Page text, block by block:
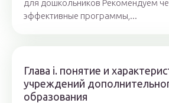
для дошкольников Рекомендуем
эффективные программы,...
Глава i. понятие и
учреждений
образования